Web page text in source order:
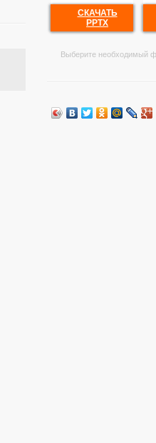
СКАЧАТЬ
PPTX
Выберите необходимый